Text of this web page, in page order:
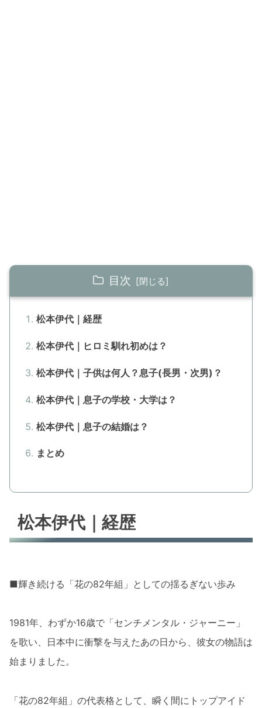
目次
松本伊代｜経歴
松本伊代｜ヒロミ馴れ初めは？
松本伊代｜子供は何人？息子(長男・次男)？
松本伊代｜息子の学校・大学は？
松本伊代｜息子の結婚は？
まとめ
松本伊代｜経歴
■輝き続ける「花の82年組」としての揺るぎない歩み
1981年、わずか16歳で「センチメンタル・ジャーニー」
を歌い、日本中に衝撃を与えたあの日から、彼女の物語は
始まりました。
「花の82年組」の代表格として、瞬く間にトップアイド